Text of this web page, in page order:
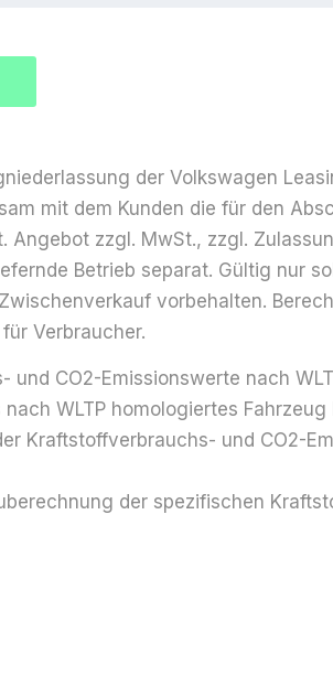
der Volkswagen
mit dem Kunden die für den
zzgl. MwSt., zzgl.
Betrieb separat. Gültig nur
vorbehalten.
Verbraucher.
und CO2-Emissionswerte nach
WLTP homologiertes
Kraftstoff­verbrauchs- und CO2-
der spezifischen